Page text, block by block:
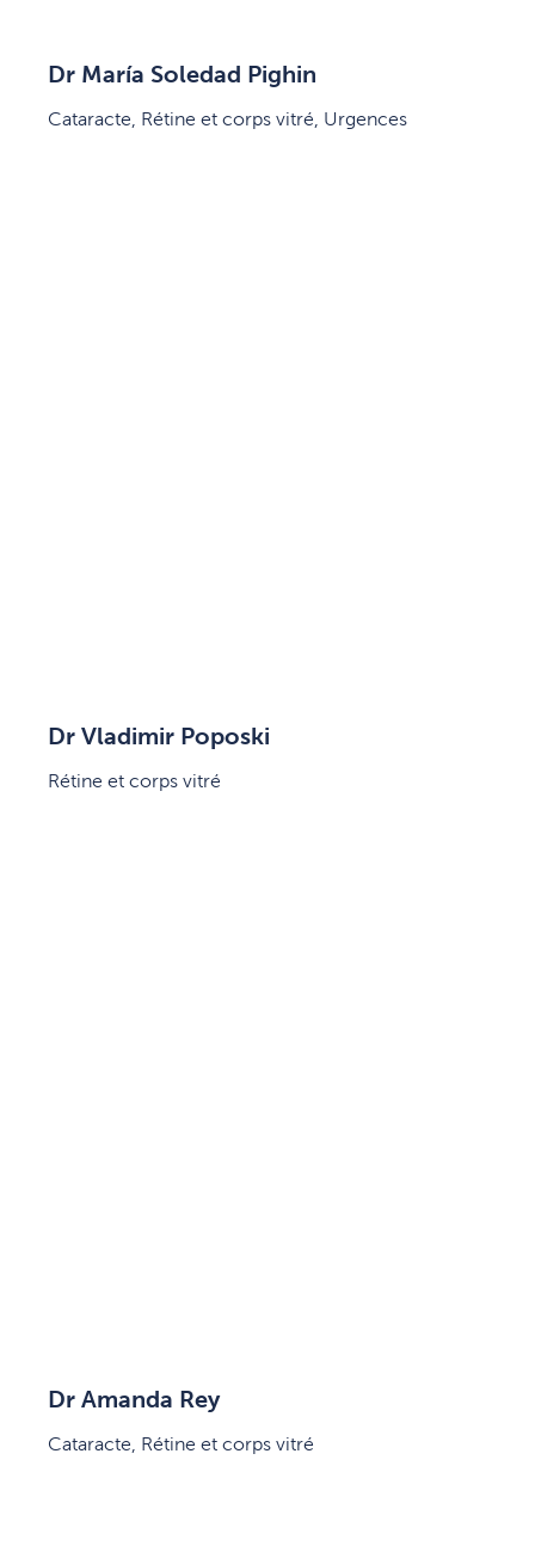
Dr María Soledad Pighin
Cataracte, Rétine et corps vitré, Urgences
Dr Vladimir Poposki
Rétine et corps vitré
Dr Amanda Rey
Cataracte, Rétine et corps vitré